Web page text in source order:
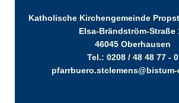
Katholische Kirchengemeinde
Elsa-Brändström-Straße
46045 Oberhausen
Tel.: 0208 / 48 48 77 - 0